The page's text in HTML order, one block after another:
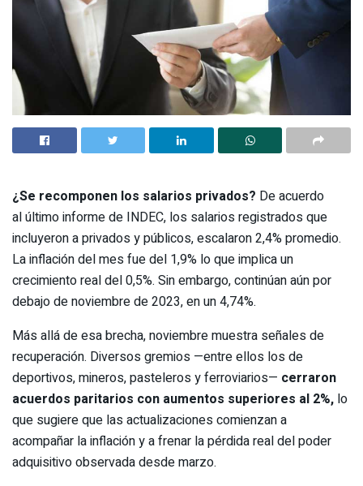
¿Se recomponen los salarios privados? De acuerdo
al último informe de INDEC, los salarios registrados que
incluyeron a privados y públicos, escalaron 2,4% promedio.
La inflación del mes fue del 1,9% lo que implica un
crecimiento real del 0,5%. Sin embargo, continúan aún por
debajo de noviembre de 2023, en un 4,74%.
Más allá de esa brecha, noviembre muestra señales de
recuperación. Diversos gremios —entre ellos los de
deportivos, mineros, pasteleros y ferroviarios— cerraron
acuerdos paritarios con aumentos superiores al 2%, lo
que sugiere que las actualizaciones comienzan a
acompañar la inflación y a frenar la pérdida real del poder
adquisitivo observada desde marzo.